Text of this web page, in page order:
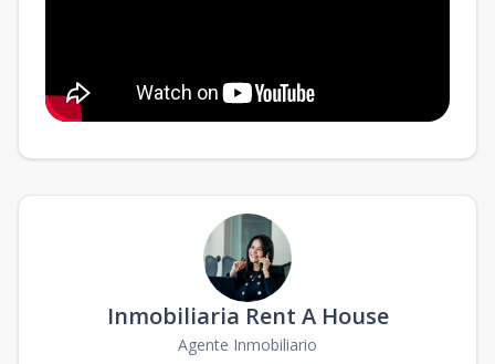
Inmobiliaria Rent A House
Agente Inmobiliario